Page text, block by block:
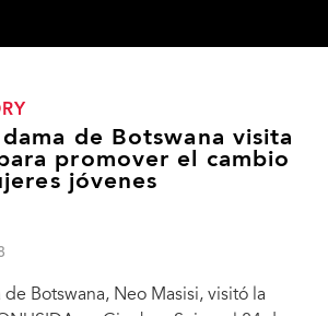
de Botswana visita
promover el cambio
jóvenes
de Botswana, Neo Masisi, visitó la